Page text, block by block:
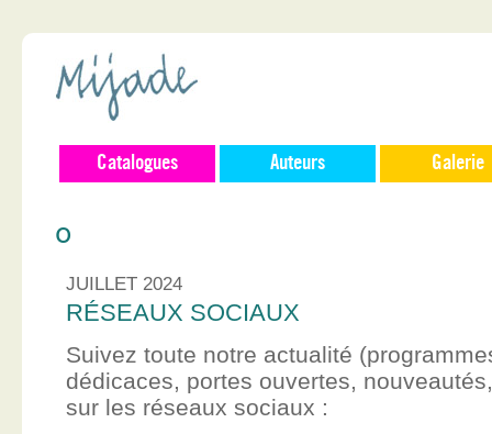
Catalogues Auteurs Galerie
0
JUILLET 2024
RÉSEAUX SOCIAUX
Suivez toute notre actualité
dédicaces, portes ouvertes,
sur les réseaux sociaux :